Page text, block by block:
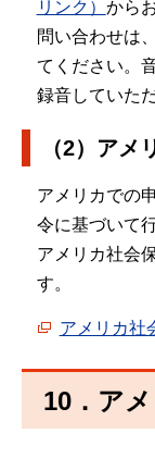
リンク） から
問い合わせは
てください。
録音していた
（2）アメ
アメリカでの
令に基づいて
アメリカ社会
す。
アメリカ社
10．ア